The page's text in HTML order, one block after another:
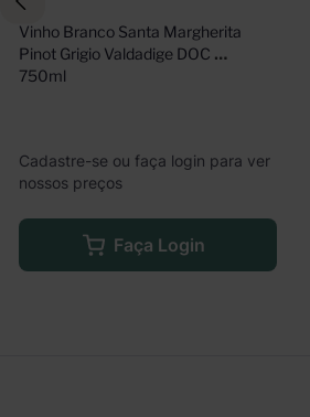
Vinho Branco Santa Margherita
Pinot Grigio Valdadige DOC
750ml
Cadastre-se ou faça login para ver
nossos preços
Faça Login